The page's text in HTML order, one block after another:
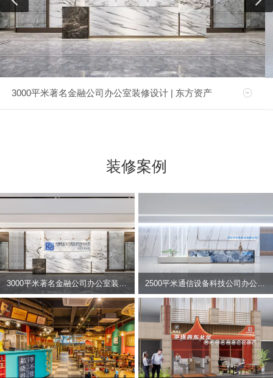
3000平米著名金融公司办公室装修设计 | 东方资产
装修案例
2500平米通信设备科技公司办公室设计 | 宇泰科技